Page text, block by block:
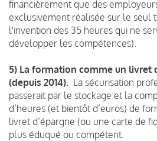
financièrement que des
exclusivement réalisée sur le seul
l'invention des 35 heures qui ne
développer les compétences).
5) La formation comme un livret
(depuis 2014). La sécurisation
passerait par le stockage et la
d’heures (et bientôt d’euros) de
livret d’épargne (ou une carte de
plus éduqué ou compétent.